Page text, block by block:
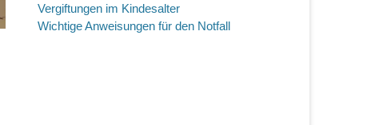
Vergiftungen im Kindesalter
Wichtige Anweisungen für den Notfall